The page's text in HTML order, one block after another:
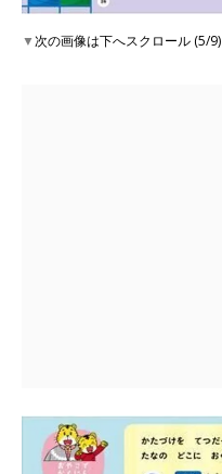
▼次の画像は下へスクロール (5/9)